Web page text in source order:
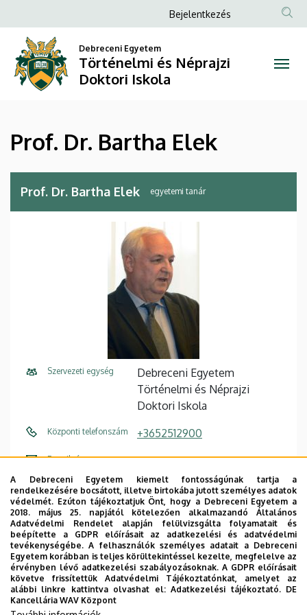
Dr.
Bartha
Elek
Történelmi
és
Néprajzi
a
tartalomra
Anonim
menüje
Bejelentkezés
Debreceni Egyetem
Történelmi és Néprajzi
Doktori Iskola
Prof. Dr. Bartha Elek
Prof. Dr. Bartha Elek egyetemi tanár
Szervezeti egység
Debreceni Egyetem
Történelmi és Néprajzi
Doktori Iskola
Központi telefonszám +3652512900
E-mail cím bartha.elek@unideb.hu
Cím
4032 Debrecen, Egyetem tér
1. Főépület (Egyetem téri
Campus), 3. emelet, 348/a
Leírás
a Néprajz program és a Művelődés és
vallástörténet, népek, régiók és kultúrák Közép-
Európában alprogram vezetője (teljes jogú belső
tag)
A Debreceni Egyetem kiemelt fontosságúnak tartja a
rendelkezésére bocsátott, illetve birtokába jutott személyes adatok
védelmét. Ezúton tájékoztatjuk Önt, hogy a Debreceni Egyetem a
2018. május 25. napjától kötelezően alkalmazandó Általános
Adatvédelmi Rendelet alapján felülvizsgálta folyamatait és
beépítette a GDPR előírásait az adatkezelési és adatvédelmi
tevékenységébe. A felhasználók személyes adatait a Debreceni
Egyetem korábban is teljes körültekintéssel kezelte, megfelelve az
érvényben lévő adatkezelési szabályozásoknak. A GDPR előírásait
követve frissítettük Adatvédelmi Tájékoztatónkat, amelyet az
alábbi linkre kattintva olvashat el:Adatkezelési tájékoztató. DE
Kancellária WAV Központ